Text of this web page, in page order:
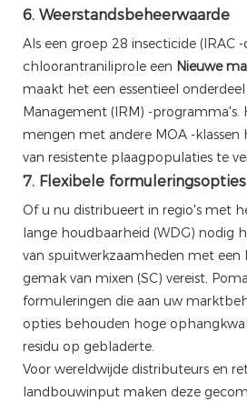
6. Weerstandsbeheerwaarde
Als een groep 28 insecticide (IRAC
chloorantraniliprole een Nieuwe
maakt het een essentieel
Management (IRM) -programma's.
mengen met andere MOA -
van resistente plaagpopulaties te
7. Flexibele formuleringsopties
Of u nu distribueert in regio's met
lange houdbaarheid (WDG) nodig
van spuitwerkzaamheden met
gemak van mixen (SC) vereist,
formuleringen die aan uw
opties behouden hoge
residu op gebladerte.
Voor wereldwijde distributeurs en
landbouwinput maken deze